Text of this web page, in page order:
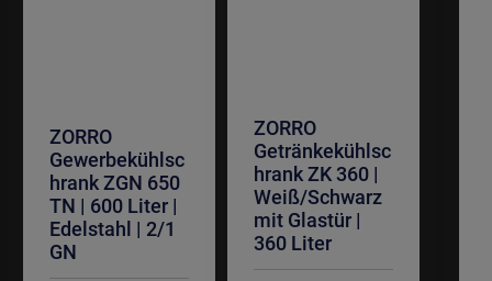
ZORRO
Gewerbekühlsc
hrank ZGN 650
TN | 600 Liter |
Edelstahl | 2/1
GN
ZORRO
Getränkekühlsc
hrank ZK 360 |
Weiß/Schwarz
mit Glastür |
360 Liter